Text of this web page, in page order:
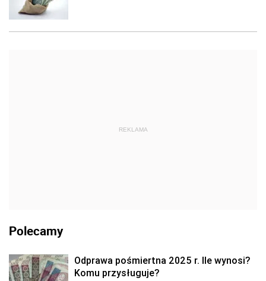
REKLAMA
Polecamy
Odprawa pośmiertna 2025 r. Ile wynosi?
Komu przysługuje?